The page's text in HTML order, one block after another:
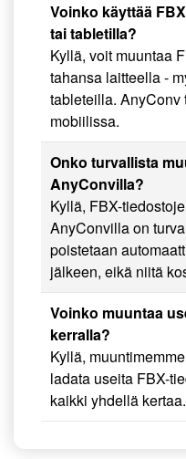
Voinko käyttää
tai tabletilla?
Kyllä, voit muuntaa
tahansa laitteella -
tableteilla.
mobiilissa.
Onko turvallista
AnyConvilla?
Kyllä, FBX-
AnyConvilla on
poistetaan
jälkeen, eikä niitä
Voinko muuntaa
kerralla?
Kyllä,
ladata useita FBX-
kaikki yhdellä kertaa.